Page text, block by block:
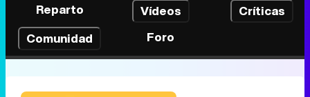
Reparto
Vídeos
Críticas
Comunidad
Foro